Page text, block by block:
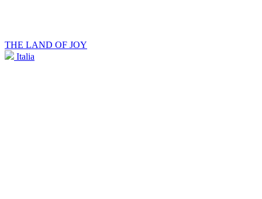
THE LAND OF JOY
Italia